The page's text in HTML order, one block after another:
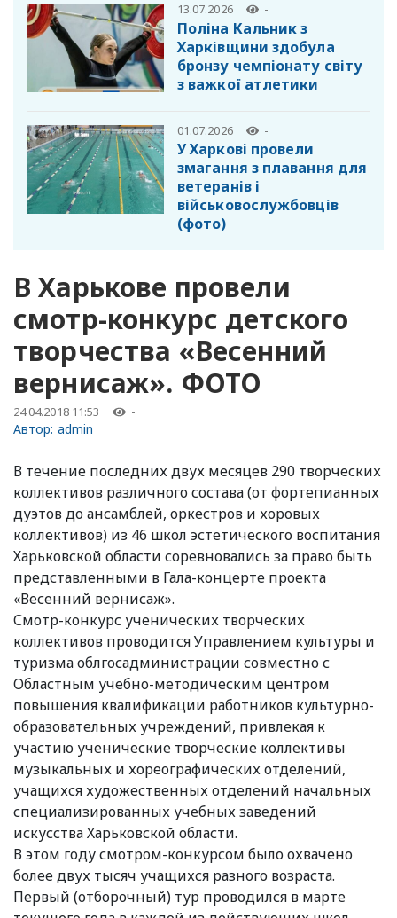
13.07.2026 -
Поліна Кальник з
Харківщини здобула
бронзу чемпіонату світу
з важкої атлетики
01.07.2026 -
У Харкові провели
змагання з плавання для
ветеранів і
військовослужбовців
(фото)
В Харькове провели
смотр-конкурс детского
творчества «Весенний
вернисаж». ФОТО
24.04.2018 11:53 -
Автор: admin
В течение последних двух месяцев 290 творческих
коллективов различного состава (от фортепианных
дуэтов до ансамблей, оркестров и хоровых
коллективов) из 46 школ эстетического воспитания
Харьковской области соревновались за право быть
представленными в Гала-концерте проекта
«Весенний вернисаж».
Смотр-конкурс ученических творческих
коллективов проводится Управлением культуры и
туризма облгосадминистрации совместно с
Областным учебно-методическим центром
повышения квалификации работников культурно-
образовательных учреждений, привлекая к
участию ученические творческие коллективы
музыкальных и хореографических отделений,
учащихся художественных отделений начальных
специализированных учебных заведений
искусства Харьковской области.
В этом году смотром-конкурсом было охвачено
более двух тысяч учащихся разного возраста.
Первый (отборочный) тур проводился в марте